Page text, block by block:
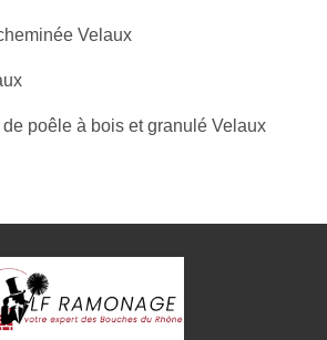
Velaux
poêle à bois et granulé Velaux